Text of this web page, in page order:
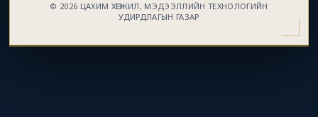
© 2026 ЦАХИМ ХӨГЖИЛ, МЭДЭЭЛЛИЙН ТЕХНОЛОГИЙН
УДИРДЛАГЫН ГАЗАР